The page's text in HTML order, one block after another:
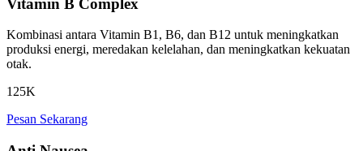
Kombinasi antara Vitamin B1, B6, dan B12 untuk meningkatkan
produksi energi, meredakan kelelahan, dan meningkatkan kekuatan
otak.
125K
Pesan Sekarang